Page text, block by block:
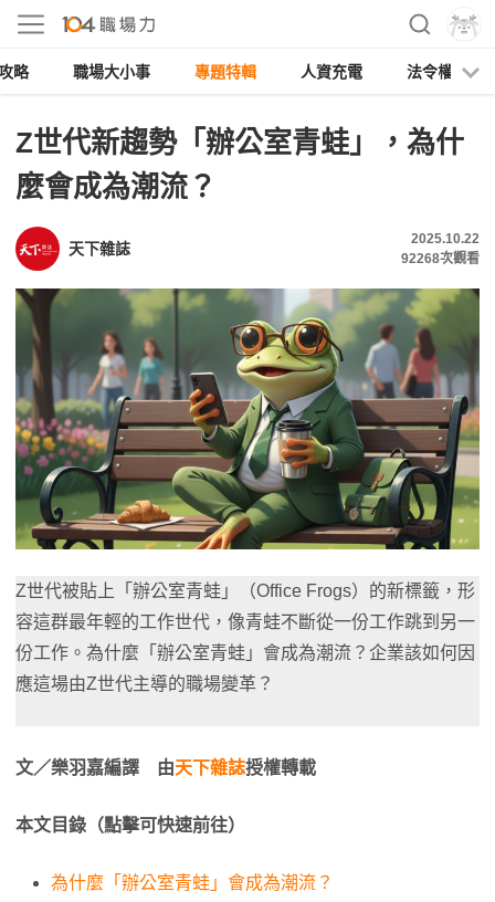
略 職場大小事 專題特輯 人資充電 法令權益
Z世代新趨勢「辦公室青蛙」，為什
麼會成為潮流？
天下雜誌
2025.10.22
92268次觀看
Z世代被貼上「辦公室青蛙」（Office Frogs）的新標籤，形
容這群最年輕的工作世代，像青蛙不斷從一份工作跳到另一
份工作。為什麼「辦公室青蛙」會成為潮流？企業該如何因
應這場由Z世代主導的職場變革？
文／樂羽嘉編譯 由天下雜誌授權轉載
本文目錄（點擊可快速前往）
為什麼「辦公室青蛙」會成為潮流？